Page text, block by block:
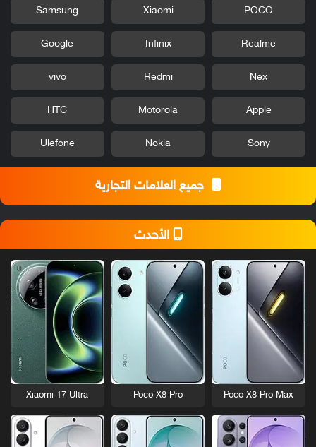
POCO
Xiaomi
Samsung
Realme
Infinix
Google
Nex
Redmi
vivo
Apple
Motorola
HTC
Sony
Nokia
Ulefone
جميع العلامات التجارية
الأحدث
Poco X8 Pro Max
Poco X8 Pro
Xiaomi 17 Ultra